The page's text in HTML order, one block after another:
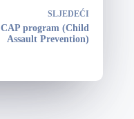
SLJEDEĆI
CAP program (Child
Assault Prevention)